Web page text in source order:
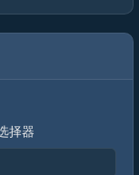
择器